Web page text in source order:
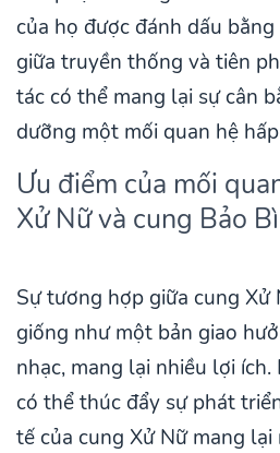
của họ được đánh dấu
giữa truyền thống và tiên
tác có thể mang lại sự cân
dưỡng một mối quan hệ
Ưu điểm của mối
Xử Nữ và cung Bảo
Sự tương hợp giữa cung Xử
giống như một bản giao
nhạc, mang lại nhiều lợi
có thể thúc đẩy sự phát
tế của cung Xử Nữ mang